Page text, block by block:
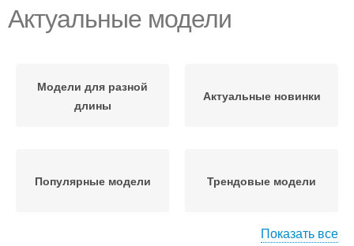
Актуальные модели
Модели для разной
длины
Актуальные новинки
Популярные модели Трендовые модели
Показать все